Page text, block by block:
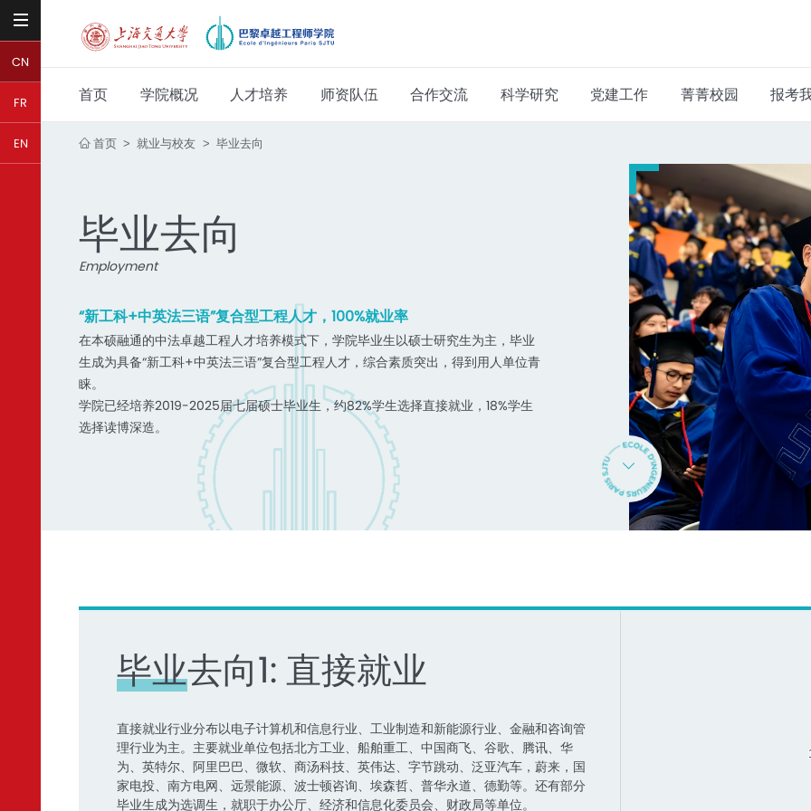
CN
FR
EN
首页 学院概况 人才培养 师资队伍 合作交流 科学研究 党建工作 菁菁校园 报考
首页 > 就业与校友 > 毕业去向
毕业去向
Employment
“新工科+中英法三语”复合型工程人才，100%就业率
在本硕融通的中法卓越工程人才培养模式下，学院毕业生以硕士研究生为主，毕业
生成为具备“新工科+中英法三语”复合型工程人才，综合素质突出，得到用人单位青
睐。
学院已经培养2019-2025届七届硕士毕业生，约82%学生选择直接就业，18%学生
选择读博深造。
毕业去向1: 直接就业
直接就业行业分布以电子计算机和信息行业、工业制造和新能源行业、金融和咨询管
理行业为主。主要就业单位包括北方工业、船舶重工、中国商飞、谷歌、腾讯、华
为、英特尔、阿里巴巴、微软、商汤科技、英伟达、字节跳动、泛亚汽车，蔚来，国
家电投、南方电网、远景能源、波士顿咨询、埃森哲、普华永道、德勤等。还有部分
毕业生成为选调生，就职于办公厅、经济和信息化委员会、财政局等单位。